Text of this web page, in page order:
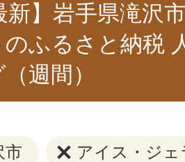
新】岩手県滝沢
ふるさと納税
週間）
市 アイス・ジェ